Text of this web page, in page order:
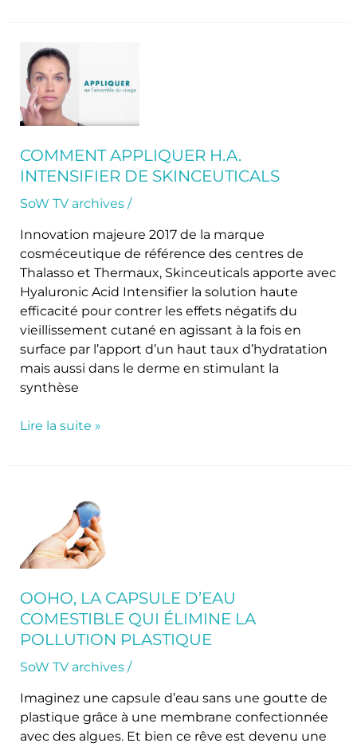
COMMENT APPLIQUER H.A.
INTENSIFIER DE SKINCEUTICALS
SoW TV archives/
Innovation majeure 2017 de la marque
cosméceutique de référence des centres de
Thalasso et Thermaux, Skinceuticals apporte avec
Hyaluronic Acid Intensifier la solution haute
efficacité pour contrer les effets négatifs du
vieillissement cutané en agissant à la fois en
surface par l’apport d’un haut taux d’hydratation
mais aussi dans le derme en stimulant la
synthèse
Comment
appliquer
H.A.
Intensifier
de
SkinCeuticals
Lire la suite »
OOHO, LA CAPSULE D’EAU
COMESTIBLE QUI ÉLIMINE LA
POLLUTION PLASTIQUE
SoW TV archives/
Imaginez une capsule d’eau sans une goutte de
plastique grâce à une membrane confectionnée
avec des algues. Et bien ce rêve est devenu une
capsule
d’eau
comestible
qui
élimine
la
pollution
plastique